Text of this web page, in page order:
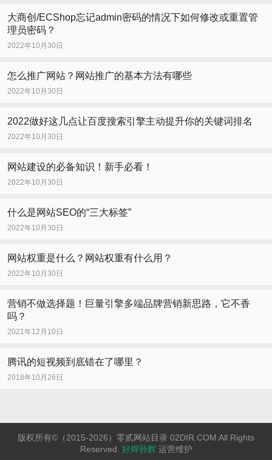
大商创/ECShop忘记admin密码的情况下如何修改或重置管
理员密码？
2022年10月30日
怎么推广网站？网站推广的基本方法有哪些
2022年10月30日
2022做好这几点让百度搜索引擎主动提升你的关键词排名
2022年10月30日
网站建设的必备知识！新手必看！
2022年10月30日
什么是网站SEO的“三大标签”
2022年10月30日
网站权重是什么？网站权重有什么用？
2022年10月30日
营销不做选择题！巨量引擎多端品牌营销新思路，它不香
吗？
2021年12月10日
腾讯的短视频到底错在了哪里？
2018年10月26日
版权所有©（2015-2026）零贰网站目录 02DIR.COM All Rights
Reserved. 好焊孙辉 运营维护